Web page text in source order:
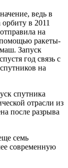
ведь в
в 2011
на
помощью ракеты-
Запуск
год связь с
на
спутника
отрасли из
после разрыва
семь
современную